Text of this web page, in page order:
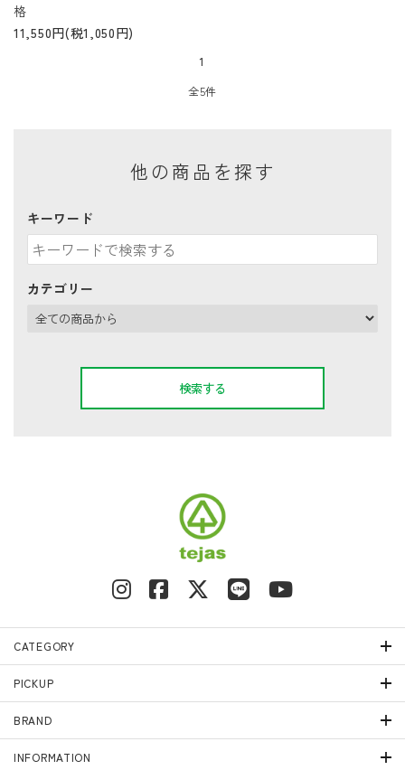
格
11,550円(税1,050円)
1
全5件
他の商品を探す
キーワード
カテゴリー
検索する
カテゴリー
CATEGORY
PICKUP
BRAND
INFORMATION